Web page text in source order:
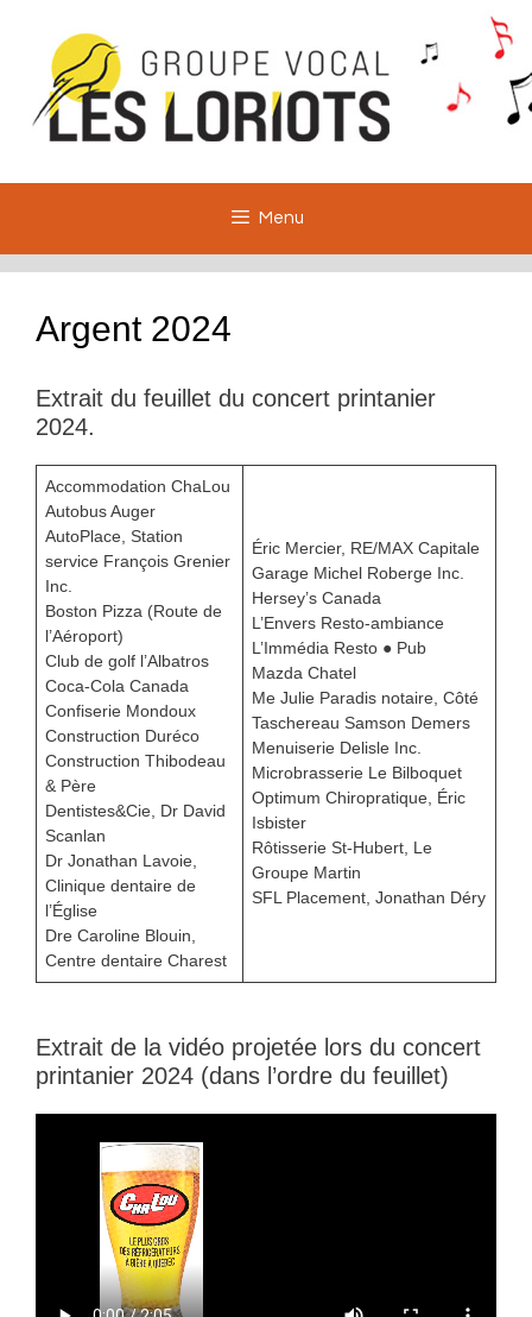
contenu
Menu
Argent 2024
Extrait du feuillet du concert printanier
2024.
Accommodation ChaLou
Autobus Auger
AutoPlace, Station
service François Grenier
Inc.
Boston Pizza (Route de
l’Aéroport)
Club de golf l’Albatros
Coca-Cola Canada
Confiserie Mondoux
Construction Duréco
Construction Thibodeau
& Père
Dentistes&Cie, Dr David
Scanlan
Dr Jonathan Lavoie,
Clinique dentaire de
l’Église
Dre Caroline Blouin,
Centre dentaire Charest
Éric Mercier, RE/MAX Capitale
Garage Michel Roberge Inc.
Hersey’s Canada
L’Envers Resto-ambiance
L’Immédia Resto ● Pub
Mazda Chatel
Me Julie Paradis notaire, Côté
Taschereau Samson Demers
Menuiserie Delisle Inc.
Microbrasserie Le Bilboquet
Optimum Chiropratique, Éric
Isbister
Rôtisserie St-Hubert, Le
Groupe Martin
SFL Placement, Jonathan Déry
Extrait de la vidéo projetée lors du concert
printanier 2024 (dans l’ordre du feuillet)